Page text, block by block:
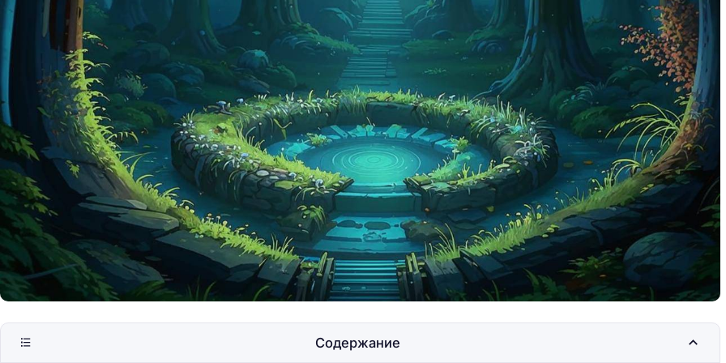
Содержание
Где остановиться на ночёвку в
кемпинге
Где остановиться на ночёвку в
кемпинге